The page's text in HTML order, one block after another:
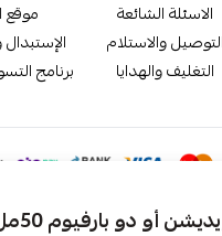
أو دو بارفيوم 50مل
الاسئلة الشائعة
التوصيل والاستلام
التغليف والهدايا
موقع
برنامج